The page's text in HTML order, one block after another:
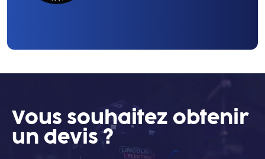
Vous souhaitez obtenir
un devis ?